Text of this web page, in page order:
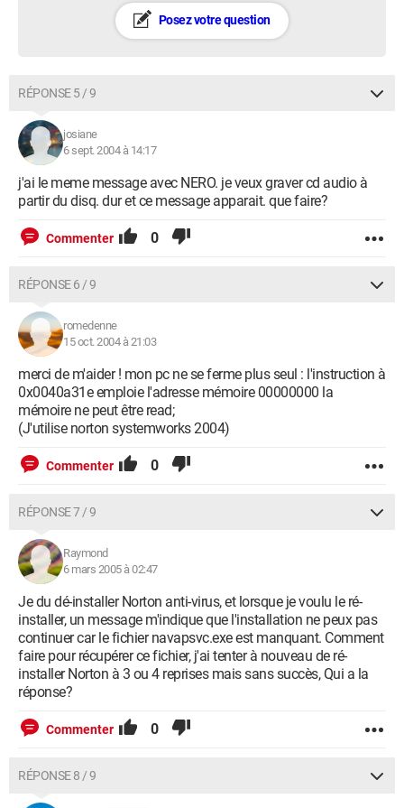
Posez votre question
RÉPONSE 5 / 9
josiane
6 sept. 2004 à 14:17
j'ai le meme message avec NERO. je veux graver cd audio à
partir du disq. dur et ce message apparait. que faire?
Commenter 0
RÉPONSE 6 / 9
romedenne
15 oct. 2004 à 21:03
merci de m'aider ! mon pc ne se ferme plus seul : l'instruction à
0x0040a31e emploie l'adresse mémoire 00000000 la
mémoire ne peut être read;
(J'utilise norton systemworks 2004)
Commenter 0
RÉPONSE 7 / 9
Raymond
6 mars 2005 à 02:47
Je du dé-installer Norton anti-virus, et lorsque je voulu le ré-
installer, un message m'indique que l'installation ne peux pas
continuer car le fichier navapsvc.exe est manquant. Comment
faire pour récupérer ce fichier, j'ai tenter à nouveau de ré-
installer Norton à 3 ou 4 reprises mais sans succès, Qui a la
réponse?
Commenter 0
RÉPONSE 8 / 9